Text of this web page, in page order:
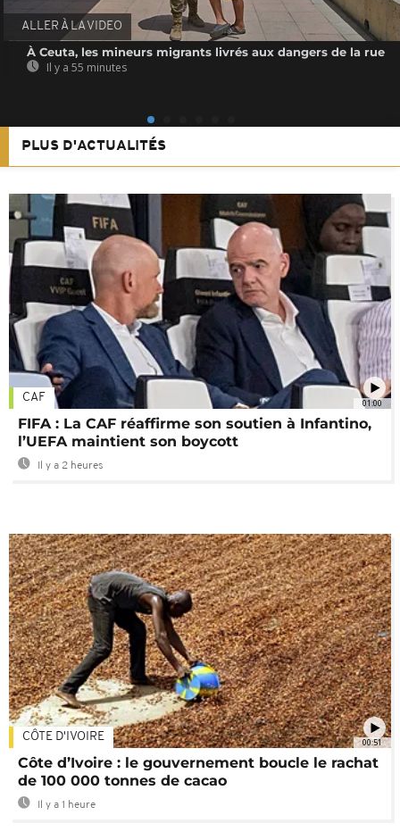
ALLER À LA VIDEO
À Ceuta, les mineurs migrants livrés aux dangers de la rue
Il y a 55 minutes
PLUS D'ACTUALITÉS
01:00
CAF
FIFA : La CAF réaffirme son soutien à Infantino,
l’UEFA maintient son boycott
Il y a 2 heures
00:51
CÔTE D'IVOIRE
Côte d’Ivoire : le gouvernement boucle le rachat
de 100 000 tonnes de cacao
Il y a 1 heure